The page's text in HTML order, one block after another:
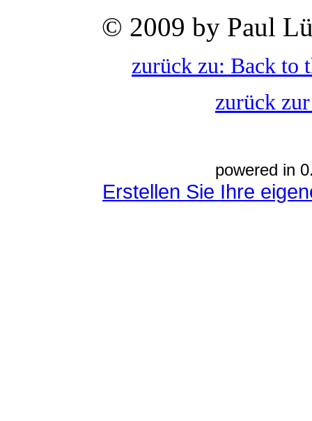
© 2009 by Paul
zurück zu: Back to
zurück
powered in
Erstellen Sie Ihre